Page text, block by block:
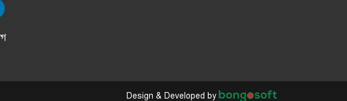
Design & Developed by